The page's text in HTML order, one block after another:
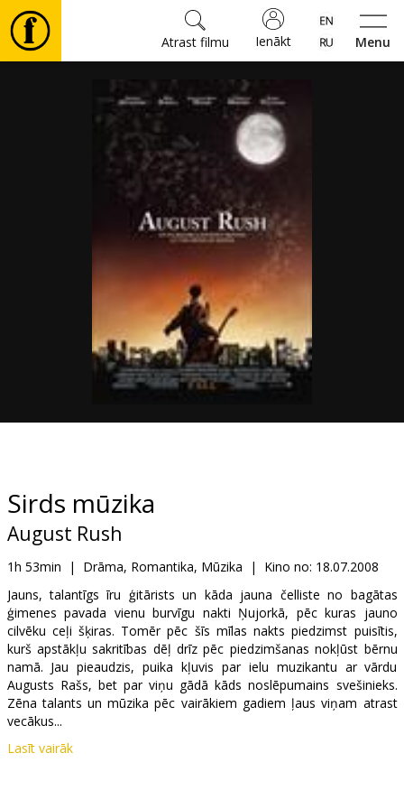
Menu
Ienākt
Atrast filmu
Kultūra
B2B
Kino
Klubs
Sirds mūzika
August Rush
1h 53min | Drāma, Romantika, Mūzika | Kino no: 18.07.2008
Jauns, talantīgs īru ģitārists un kāda jauna čelliste no bagātas
ģimenes pavada vienu burvīgu nakti Ņujorkā, pēc kuras jauno
cilvēku ceļi šķiras. Tomēr pēc šīs mīlas nakts piedzimst puisītis,
kurš apstākļu sakritības dēļ drīz pēc piedzimšanas nokļūst bērnu
namā. Jau pieaudzis, puika kļuvis par ielu muzikantu ar vārdu
Augusts Rašs, bet par viņu gādā kāds noslēpumains svešinieks.
Zēna talants un mūzika pēc vairākiem gadiem ļaus viņam atrast
vecākus...
Šajā romantiskajā filmā galvenās lomas atveido tādas Holivudas
Lasīt vairāk